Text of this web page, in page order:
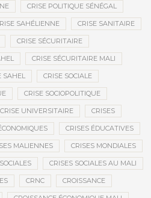
CRISE POLITIQUE SÉNÉGAL
SAHÉLIENNE CRISE SANITAIRE
CRISE SÉCURITAIRE
CRISE SÉCURITAIRE MALI
SAHEL CRISE SOCIALE
CRISE SOCIOPOLITIQUE
CRISE UNIVERSITAIRE CRISES
CRISES ÉDUCATIVES
MALIENNES CRISES MONDIALES
CRISES SOCIALES AU MALI
CRNC CROISSANCE